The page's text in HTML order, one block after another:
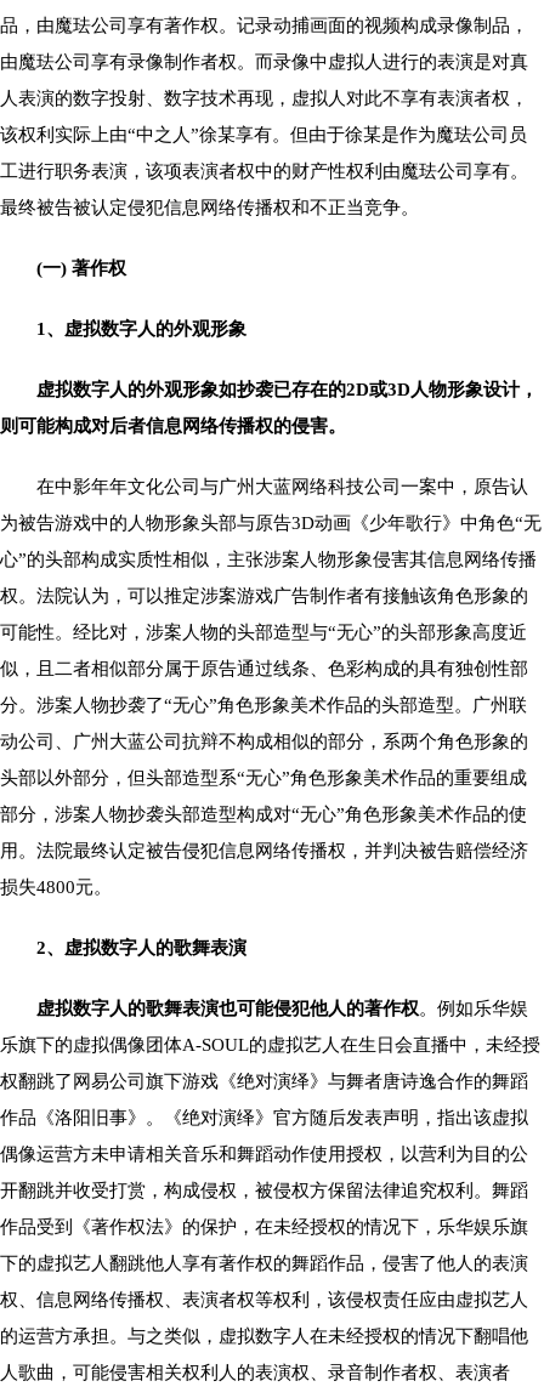
品，由魔珐公司享有著作权。记录动捕画面的视频构成录像制品，
由魔珐公司享有录像制作者权。而录像中虚拟人进行的表演是对真
人表演的数字投射、数字技术再现，虚拟人对此不享有表演者权，
该权利实际上由“中之人”徐某享有。但由于徐某是作为魔珐公司员
工进行职务表演，该项表演者权中的财产性权利由魔珐公司享有。
最终被告被认定侵犯信息网络传播权和不正当竞争。
(一) 著作权
1、虚拟数字人的外观形象
虚拟数字人的外观形象如抄袭已存在的2D或3D人物形象设计，
则可能构成对后者信息网络传播权的侵害。
在中影年年文化公司与广州大蓝网络科技公司一案中，原告认
为被告游戏中的人物形象头部与原告3D动画《少年歌行》中角色“无
心”的头部构成实质性相似，主张涉案人物形象侵害其信息网络传播
权。法院认为，可以推定涉案游戏广告制作者有接触该角色形象的
可能性。经比对，涉案人物的头部造型与“无心”的头部形象高度近
似，且二者相似部分属于原告通过线条、色彩构成的具有独创性部
分。涉案人物抄袭了“无心”角色形象美术作品的头部造型。广州联
动公司、广州大蓝公司抗辩不构成相似的部分，系两个角色形象的
头部以外部分，但头部造型系“无心”角色形象美术作品的重要组成
部分，涉案人物抄袭头部造型构成对“无心”角色形象美术作品的使
用。法院最终认定被告侵犯信息网络传播权，并判决被告赔偿经济
损失4800元。
2、虚拟数字人的歌舞表演
虚拟数字人的歌舞表演也可能侵犯他人的著作权。例如乐华娱
乐旗下的虚拟偶像团体A-SOUL的虚拟艺人在生日会直播中，未经授
权翻跳了网易公司旗下游戏《绝对演绎》与舞者唐诗逸合作的舞蹈
作品《洛阳旧事》。《绝对演绎》官方随后发表声明，指出该虚拟
偶像运营方未申请相关音乐和舞蹈动作使用授权，以营利为目的公
开翻跳并收受打赏，构成侵权，被侵权方保留法律追究权利。舞蹈
作品受到《著作权法》的保护，在未经授权的情况下，乐华娱乐旗
下的虚拟艺人翻跳他人享有著作权的舞蹈作品，侵害了他人的表演
权、信息网络传播权、表演者权等权利，该侵权责任应由虚拟艺人
的运营方承担。与之类似，虚拟数字人在未经授权的情况下翻唱他
人歌曲，可能侵害相关权利人的表演权、录音制作者权、表演者